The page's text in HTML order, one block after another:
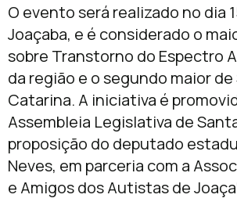
O evento será realizado no dia
Joaçaba, e é considerado o
sobre Transtorno do Espectro
da região e o segundo maior
Catarina. A iniciativa é
Assembleia Legislativa de
proposição do deputado
Neves, em parceria com a
e Amigos dos Autistas de